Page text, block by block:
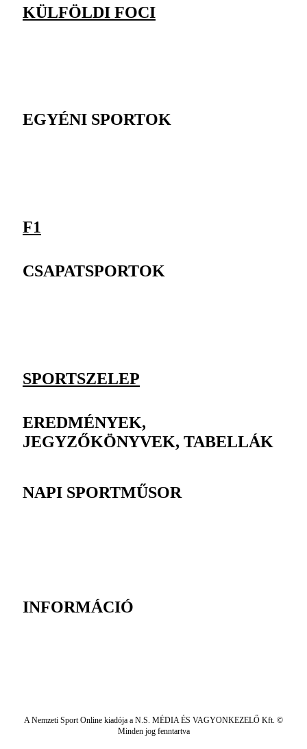
KÜLFÖLDI FOCI
EGYÉNI SPORTOK
F1
CSAPATSPORTOK
SPORTSZELEP
EREDMÉNYEK,
JEGYZŐKÖNYVEK, TABELLÁK
NAPI SPORTMŰSOR
INFORMÁCIÓ
A Nemzeti Sport Online kiadója a N.S. MÉDIA ÉS VAGYONKEZELŐ Kft. ©
Minden jog fenntartva